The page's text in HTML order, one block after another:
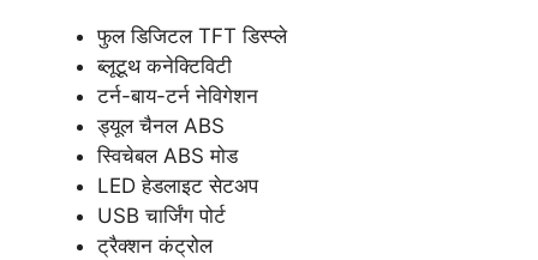
फुल डिजिटल TFT डिस्प्ले
ब्लूटूथ कनेक्टिविटी
टर्न-बाय-टर्न नेविगेशन
ड्यूल चैनल ABS
स्विचेबल ABS मोड
LED हेडलाइट सेटअप
USB चार्जिंग पोर्ट
ट्रैक्शन कंट्रोल